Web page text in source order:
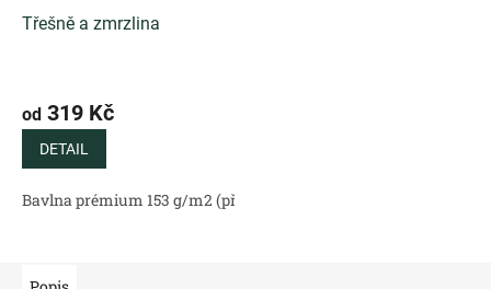
Třešně a zmrzlina
od 319 Kč
DETAIL
Bavlna prémium 153 g/m2 (přírodní)